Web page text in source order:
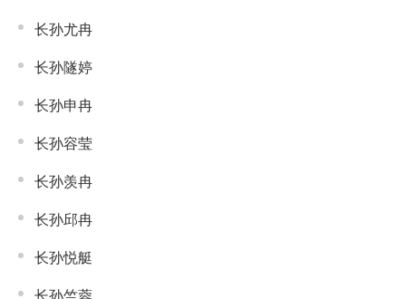
长孙尤冉
长孙隧婷
长孙申冉
长孙容莹
长孙羡冉
长孙邱冉
长孙悦艇
长孙竺蓉